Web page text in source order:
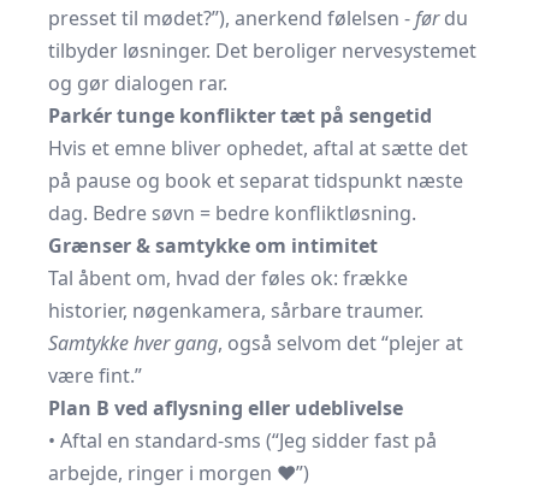
presset til mødet?”), anerkend følelsen -førdu
tilbyder løsninger. Det beroliger nervesystemet
og gør dialogen rar.
Parkér tunge konflikter tæt på sengetid
Hvis et emne bliver ophedet, aftal at sætte det
på pause og book et separat tidspunkt næste
dag. Bedre søvn = bedre konfliktløsning.
Grænser & samtykke om intimitet
Tal åbent om, hvad der føles ok: frække
historier, nøgenkamera, sårbare traumer.
Samtykke hver gang, også selvom det “plejer at
være fint.”
Plan B ved aflysning eller udeblivelse
• Aftal en standard-sms (“Jeg sidder fast på
arbejde, ringer i morgen ❤”)